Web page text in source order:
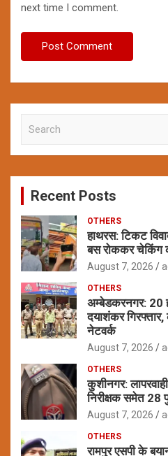
next time I comment.
c
Recent Posts
OTHERS
हाथरस: टिकट
बस रोककर चेकिंग
August 7, 2026
OTHERS
अम्बेडकरनगर: 20
दयाशंकर
नेटवर्क
August 7, 2026
OTHERS
कुशीनगर:
निरीक्षक समेत 28
August 7, 2026
OTHERS
रामपुर एसपी के